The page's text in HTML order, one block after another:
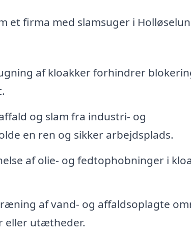
et firma med slamsuger i
af kloakker forhindrer
og slam fra industri- og
en ren og sikker arbejdsplads.
af olie- og fedtophobninger i
af vand- og affaldsoplagte
eller utætheder.